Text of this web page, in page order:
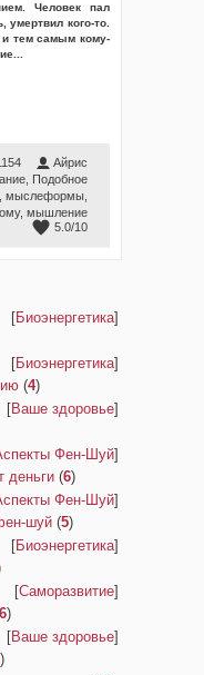
Человек пал
кого-то.
тем самым кому-
Айрис
Подобное
мыслеформы
, мышление
5.0/10
[Биоэнергетика]
[Биоэнергетика]
(4)
[Ваше здоровье]
Фен-Шуй]
деньги (6)
Фен-Шуй]
шуй (5)
[Биоэнергетика]
[Саморазвитие]
6)
[Ваше здоровье]
)